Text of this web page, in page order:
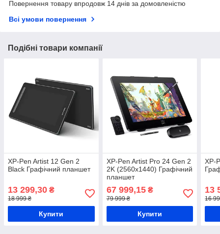
Повернення товару впродовж 14 днів за домовленістю
Всі умови повернення
Подібні товари компанії
XP-Pen Artist 12 Gen 2
Black Графічний планшет
13 299,30 ₴
18 999 ₴
Купити
XP-Pen Artist Pro 24 Gen 2
2K (2560x1440) Графічний
планшет
67 999,15₴
79 999 ₴
Купити
XP-
13
16